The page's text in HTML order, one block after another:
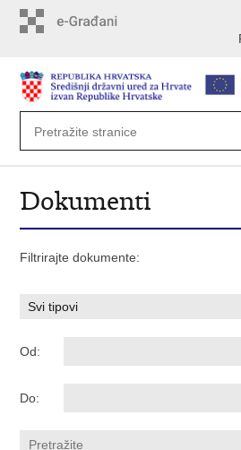
Dokumenti
Filtrirajte dokumente:
Od:
Do: